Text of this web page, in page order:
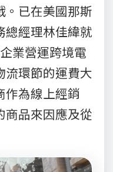
。已在美國那斯
總經理林佳緯就
業營運跨境電
流環節的運費大
作為線上經銷
商品來因應及從